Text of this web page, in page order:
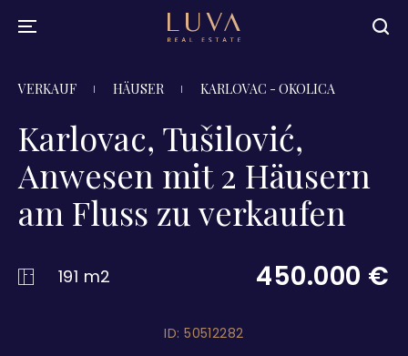
VERKAUF HÄUSER KARLOVAC - OKOLICA
Karlovac, Tušilović,
Anwesen mit 2 Häusern
am Fluss zu verkaufen
191 m2 450.000 €
ID: 50512282